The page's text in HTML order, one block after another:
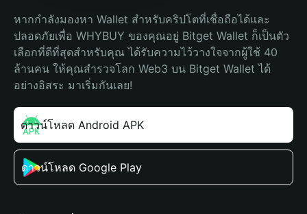
หากกำลังมองหา Wallet สำหรับคริปโตที่เชื่อถือได้และ
ปลอดภัยเพื่อ WHYBUY ของคุณอยู่ Bitget Wallet ก็เป็นตัว
เลือกที่ดีที่สุดสำหรับคุณ ได้รับความไว้วางใจจากผู้ใช้ 40
ล้านคน ให้คุณสำรวจโลก Web3 บน Bitget Wallet ได้
อย่างอิสระ มาเริ่มกันเลย!
ดาวน์โหลด Android APK
ดาวน์โหลด Google Play